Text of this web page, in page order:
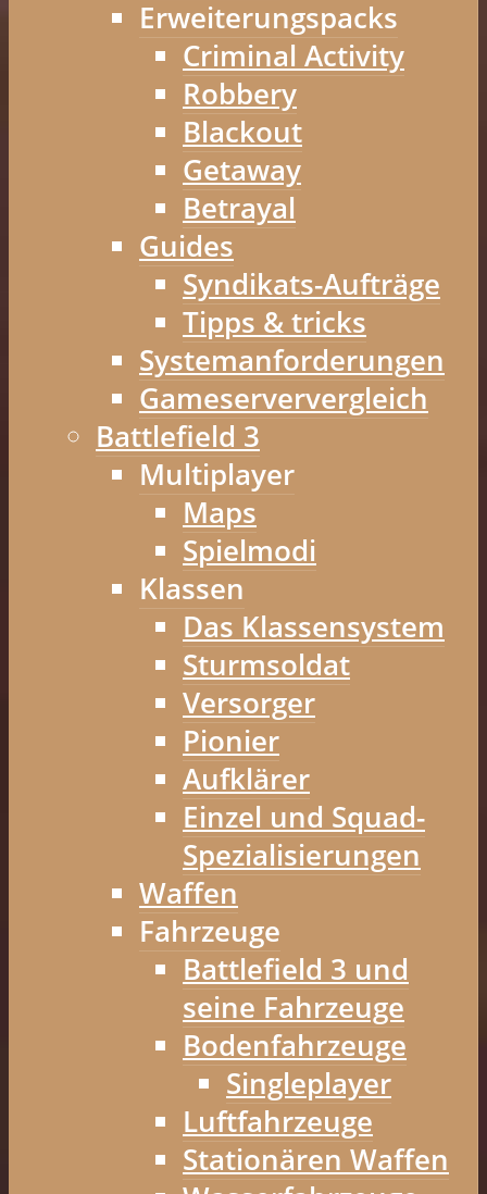
Erweiterungspacks
Criminal Activity
Robbery
Blackout
Getaway
Betrayal
Guides
Syndikats-Aufträge
Tipps & tricks
Systemanforderungen
Gameserververgleich
Battlefield 3
Multiplayer
Maps
Spielmodi
Klassen
Das Klassensystem
Sturmsoldat
Versorger
Pionier
Aufklärer
Einzel und Squad-
Spezialisierungen
Waffen
Fahrzeuge
Battlefield 3 und
seine Fahrzeuge
Bodenfahrzeuge
Singleplayer
Luftfahrzeuge
Stationären Waffen